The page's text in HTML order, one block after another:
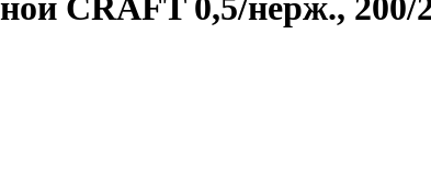
CRAFT 0,5/нерж.,